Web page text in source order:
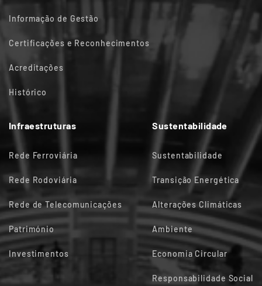
Informação de Gestão
Certificações e Reconhecimentos
Acreditações
Histórico
Infraestruturas
Rede Ferroviária
Rede Rodoviária
Rede de Telecomunicações
Património
Investimentos
Sustentabilidade
Sustentabilidade
Transição Energética
Alterações Climáticas
Ambiente
Economia Circular
Responsabilidade Social